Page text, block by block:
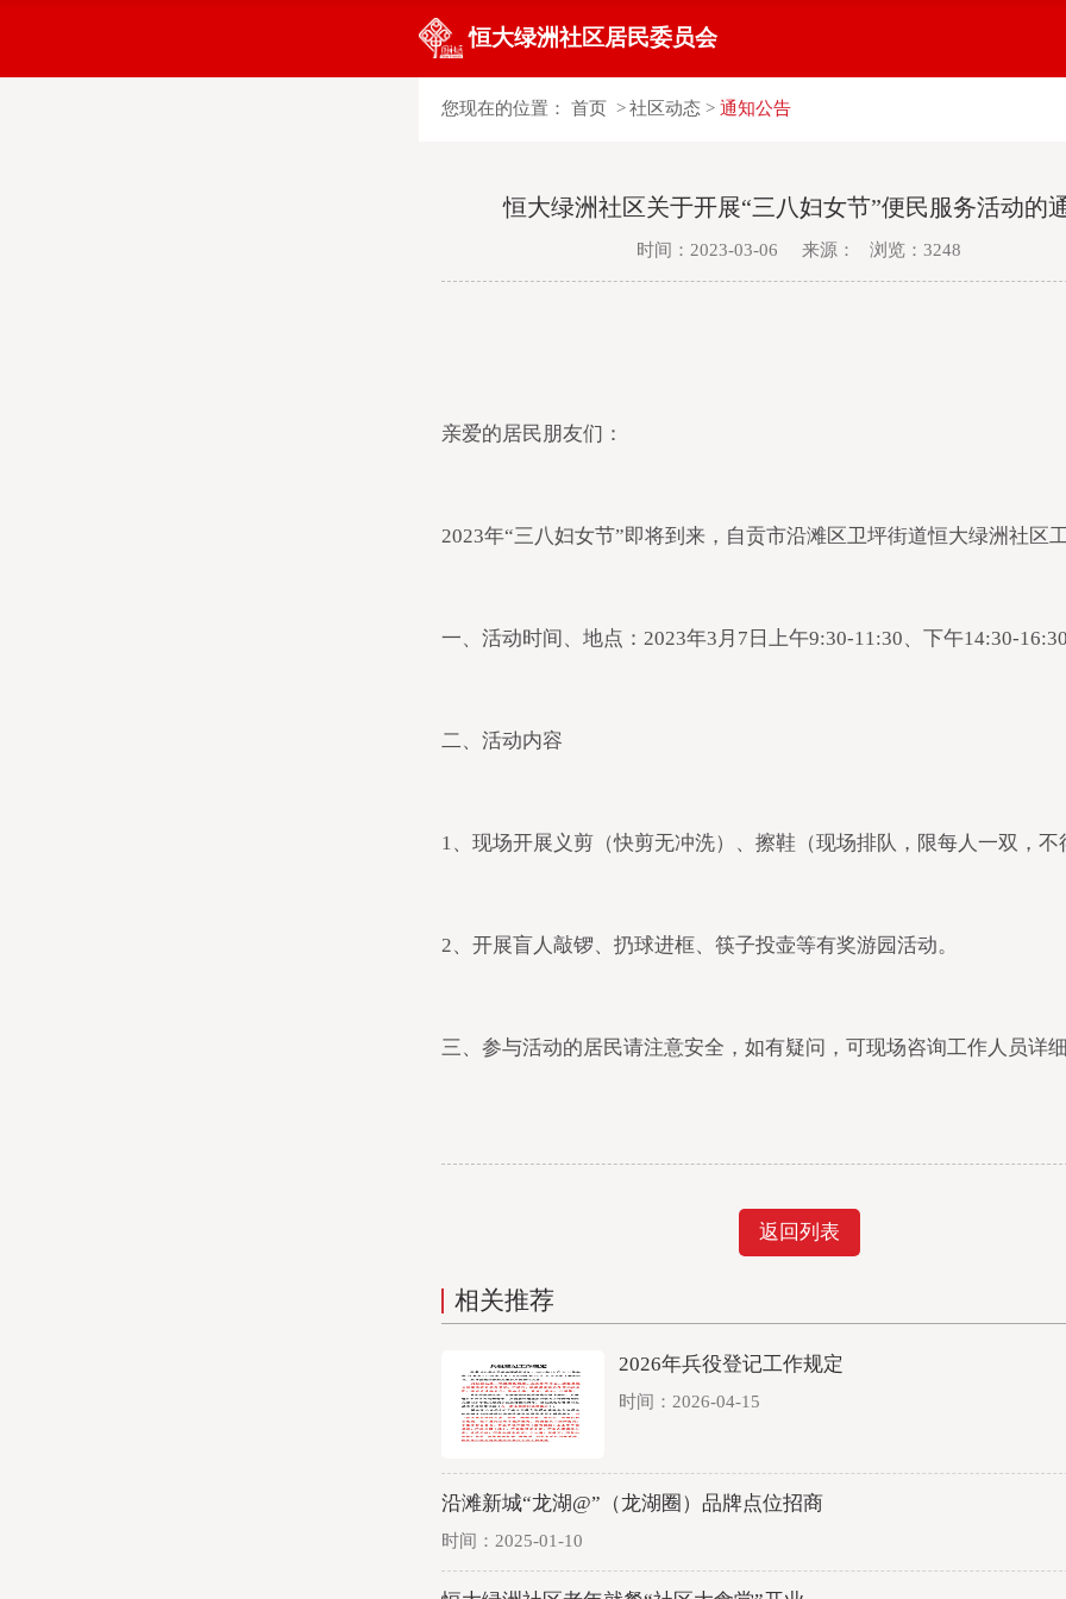
恒大绿洲社区居民委员会
您现在的位置： 首页 > 社区动态 > 通知公告
恒大绿洲社区关于开展“三八妇女节”便民服务活动的
时间：2023-03-06 来源： 浏览：3248
亲爱的居民朋友们：
2023年“三八妇女节”即将到来，自贡市沿滩区卫坪街道恒大绿洲社
一、活动时间、地点：2023年3月7日上午9:30-11:30、下午14:30-
二、活动内容
1、现场开展义剪（快剪无冲洗）、擦鞋（现场排队，限每人一双，
2、开展盲人敲锣、扔球进框、筷子投壶等有奖游园活动。
三、参与活动的居民请注意安全，如有疑问，可现场咨询工作人员详
返回列表
相关推荐
2026年兵役登记工作规定
时间：2026-04-15
沿滩新城“龙湖@”（龙湖圈）品牌点位招商
时间：2025-01-10